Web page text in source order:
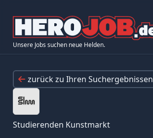
Unsere Jobs suchen neue Helden.
zurück zu Ihren Suchergebnissen
Studierenden Kunstmarkt